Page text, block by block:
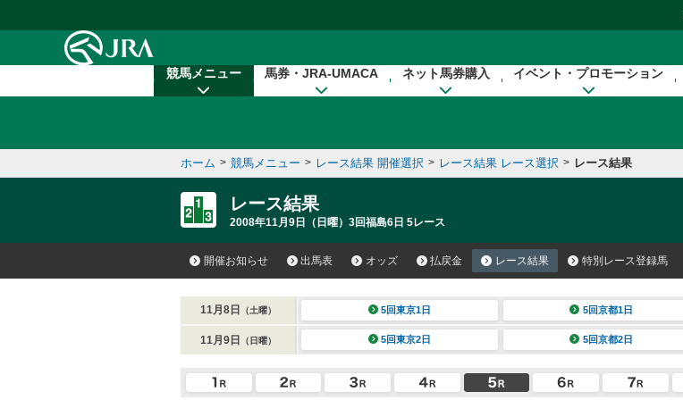
競馬メニュー 馬券・JRA-UMACA ネット馬券購入 イベント・プロモーション
ホーム > 競馬メニュー > レース結果 開催選択 > レース結果 レース選択 > レース結果
レース結果
2008年11月9日（日曜）3回福島6日 5レース
開催お知らせ 出馬表 オッズ 払戻金 レース結果 特別レース登録馬
11月8日 （土曜） 5回東京1日 5回京都1日
11月9日 （日曜） 5回東京2日 5回京都2日